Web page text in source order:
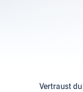
Vertraust